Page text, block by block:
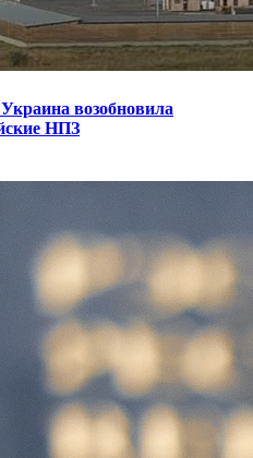
возобновила
НПЗ